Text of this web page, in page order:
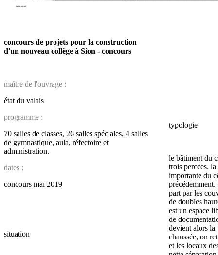
concours de projets pour la construction
d'un nouveau collège à Sion - concours
maître de l'ouvrage :
état du valais
programme :
70 salles de classes, 26 salles spéciales, 4 salles
de gymnastique, aula, réfectoire et
administration.
dates :
concours mai 2019
situation
typologie
le bâtiment du
trois percées.
importante du
précédemment.
part par les
de doubles
est un espace
de
devient alors la
chaussée, on
et les locaux